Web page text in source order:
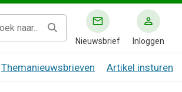
Nieuwsbrief Inloggen
Themanieuwsbrieven Artikel insturen